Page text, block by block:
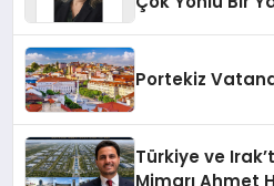
Portekiz
Türkiye ve
Mimarı Ahmet